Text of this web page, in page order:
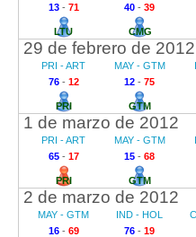
13- 71
LTU
40 - 39
CMG
29 de febrero de 2012
PRI - ART
76- 12
PRI
MAY - GTM
12 - 75
GTM
1 de marzo de 2012
PRI - ART
65- 17
PRI
MAY - GTM
15 - 68
GTM
2 de marzo de 2012
MAY - GTM
16- 69
IND - HOL
76 - 19